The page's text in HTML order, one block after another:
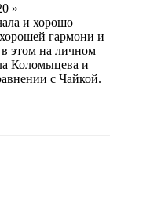
»
и хорошо
гармони и
этом на личном
Коломыцева и
с Чайкой.